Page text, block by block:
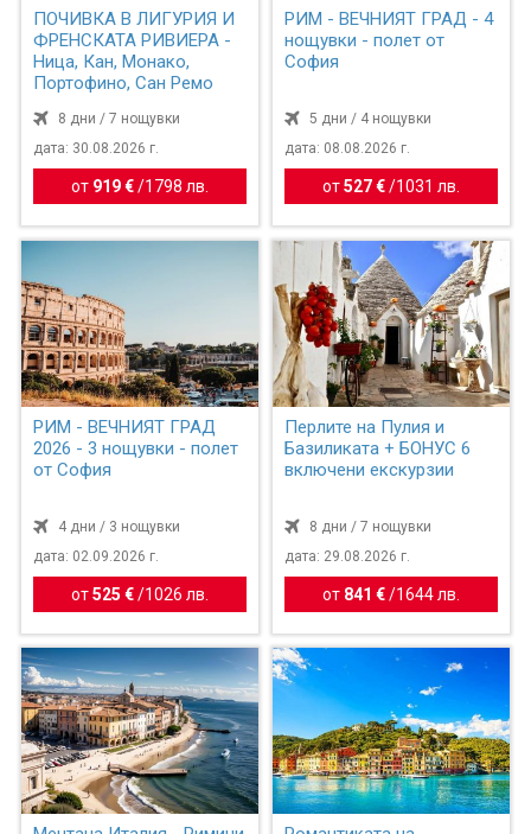
ПОЧИВКА В ЛИГУРИЯ И
ФРЕНСКАТА РИВИЕРА -
Ница, Кан, Монако,
Портофино, Сан Ремо
8 дни / 7 нощувки
дата: 30.08.2026 г.
от 919 € / 1798 лв.
РИМ - ВЕЧНИЯТ ГРАД - 4
нощувки - полет от
София
5 дни / 4 нощувки
дата: 08.08.2026 г.
от527 €/ 1031 лв.
РИМ - ВЕЧНИЯТ ГРАД
2026 - 3 нощувки - полет
от София
4 дни / 3 нощувки
дата: 02.09.2026 г.
от525 € / 1026 лв.
Перлите на Пулия и
Базиликата + БОНУС 6
включени екскурзии
8 дни / 7 нощувки
дата: 29.08.2026 г.
от 841 €/ 1644 лв.